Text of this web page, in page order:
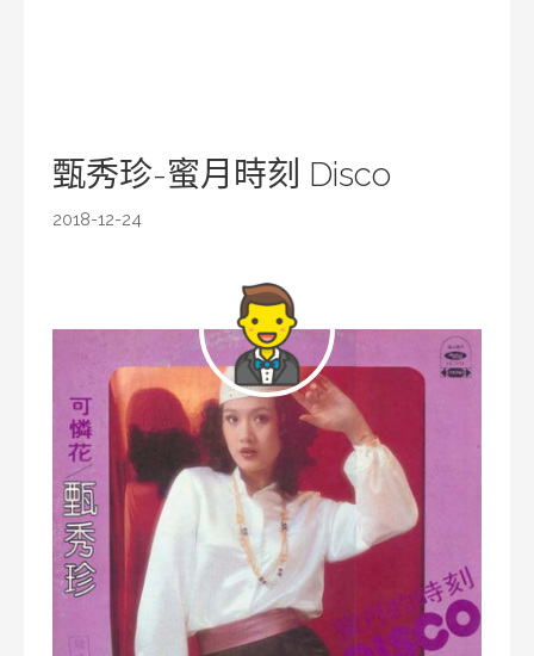
甄秀珍-蜜月時刻 Disco
2018-12-24